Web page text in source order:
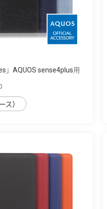
」AQUOS sense4plus用
ス）